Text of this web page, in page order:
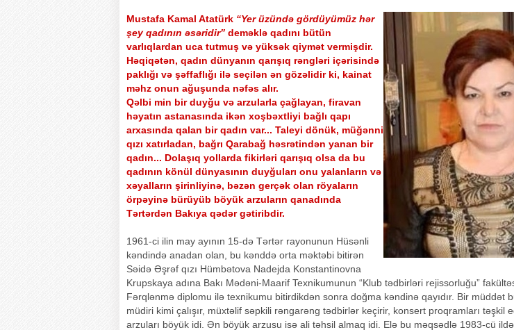
Mustafa Kamal Atatürk “Yer üzündə gördüyümüz hər
şey qadının əsəridir” deməklə qadını bütün
varlıqlardan uca tutmuş və yüksək qiymət vermişdir.
Həqiqətən, qadın dünyanın qarışıq rəngləri içərisində
paklığı və şəffaflığı ilə seçilən ən gözəlidir ki, kainat
məhz onun ağuşunda nəfəs alır.
Qəlbi min bir duyğu və arzularla çağlayan, firavan
həyatın astanasında ikən xoşbəxtliyi bağlı qapı
arxasında qalan bir qadın var... Taleyi dönük, müğənni
qızı xatırladan, bağrı Qarabağ həsrətindən yanan bir
qadın... Dolaşıq yollarda fikirləri qarışıq olsa da bu
qadının könül dünyasının duyğuları onu yalanların və
xəyalların şirinliyinə, bəzən gerçək olan röyaların
örpəyinə bürüyüb böyük arzuların qanadında
Tərtərdən Bakıya qədər gətiribdir.
1961-ci ilin may ayının 15-də Tərtər rayonunun Hüsənli
kəndində anadan olan, bu kənddə orta məktəbi bitirən
Səidə Əşrəf qızı Hümbətova Nadejda Konstantinovna
Krupskaya adına Bakı Mədəni-Maarif Texnikumunun “Klub tədbirləri rejissorluğu”
Fərqlənmə diplomu ilə texnikumu bitirdikdən sonra doğma kəndinə qayıdır. Bir müddət
müdiri kimi çalışır, müxtəlif səpkili rəngarəng tədbirlər keçirir, konsert proqramları təşkil
arzuları böyük idi. Ən böyük arzusu isə ali təhsil almaq idi. Elə bu məqsədlə 1983-cü